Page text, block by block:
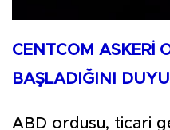
CENTCOM ASKERİ
BAŞLADIĞINI
ABD ordusu, ticari